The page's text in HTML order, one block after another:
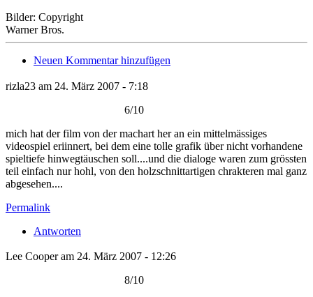
Bilder: Copyright
Warner Bros.
Neuen Kommentar hinzufügen
rizla23 am 24. März 2007 - 7:18
6/10
mich hat der film von der machart her an ein mittelmässiges
videospiel eriinnert, bei dem eine tolle grafik über nicht vorhandene
spieltiefe hinwegtäuschen soll....und die dialoge waren zum grössten
teil einfach nur hohl, von den holzschnittartigen chrakteren mal ganz
abgesehen....
Permalink
Antworten
Lee Cooper am 24. März 2007 - 12:26
8/10